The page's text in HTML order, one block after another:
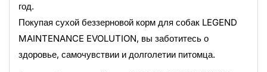
год.
Покупая сухой беззерновой корм для собак LEGEND
MAINTENANCE EVOLUTION, вы заботитесь о
здоровье, самочувствии и долголетии питомца.